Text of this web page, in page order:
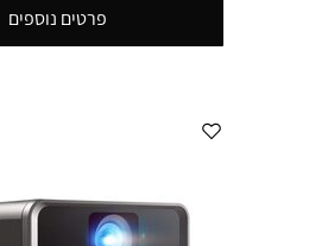
פרטים נוספים